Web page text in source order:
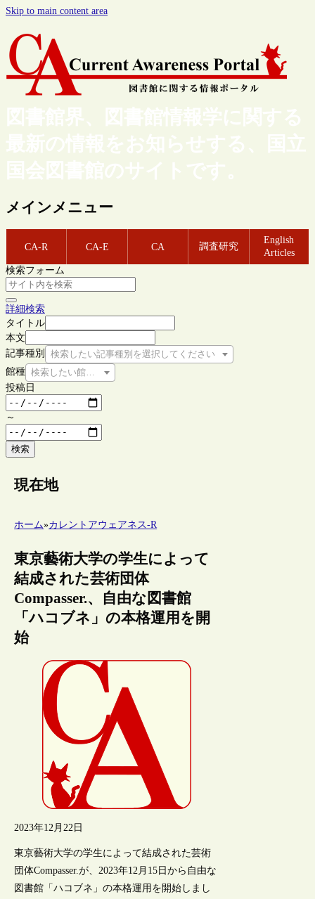
Skip to main content area
図書館界、図書館情報学に関する
最新の情報をお知らせする、国立
国会図書館のサイトです。
メインメニュー
CA-R CA-E CA 調査研究
English
Articles
検索フォーム
詳細検索
タイトル
本文
記事種別
検索したい記事種別を選択してください
館種 検索したい館種を選択してください
投稿日
～
検索
現在地
ホーム»カレントアウェアネス-R
東京藝術大学の学生によって
結成された芸術団体
Compasser.、自由な図書館
「ハコブネ」の本格運用を開
始
2023年12月22日
東京藝術大学の学生によって結成された芸術
団体Compasser.が、2023年12月15日から自由な
図書館「ハコブネ」の本格運用を開始しまし